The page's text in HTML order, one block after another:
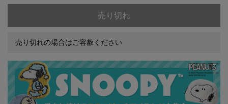
売り切れ
売り切れの場合はご容赦ください